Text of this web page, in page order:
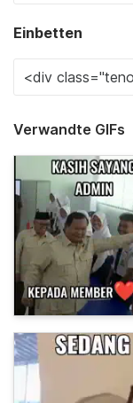
Einbetten
Verwandte GIFs